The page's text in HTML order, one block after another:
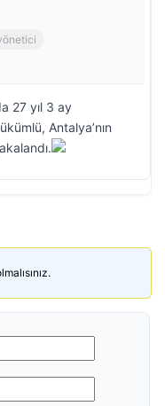
27 yıl 3 ay
Antalya’nın